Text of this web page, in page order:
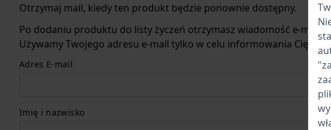
Otrzymaj mail, kiedy ten produkt będzie ponownie dostępny.
Po dodaniu produktu do listy życzeń otrzymasz wiadomość e-
Używamy Twojego adresu e-mail tylko w celu informowania Cię o
Adres E-mail
Imię i nazwisko